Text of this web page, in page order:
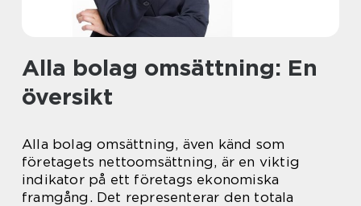
Alla bolag omsättning: En
översikt
Alla bolag omsättning, även känd som
företagets nettoomsättning, är en viktig
indikator på ett företags ekonomiska
framgång. Det representerar den totala